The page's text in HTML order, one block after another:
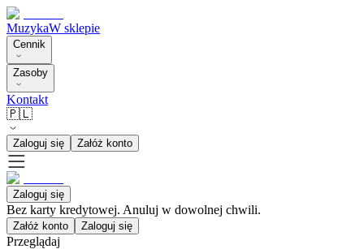
MuzykaW sklepie
Cennik
Zasoby
Kontakt
🇵🇱
Zaloguj się Załóż konto
Zaloguj się
Bez karty kredytowej. Anuluj w dowolnej chwili.
Załóż konto Zaloguj się
Przeglądaj